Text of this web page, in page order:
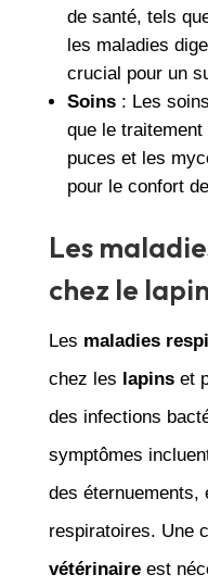
de santé, tels
les maladies
crucial pour un
Soins: Les
que le
puces et les
pour le confort
Les
chez le lapin
Les maladies
chez les lapinset
des infections
symptômes
des éternuements,
respiratoires. Une
vétérinaireest